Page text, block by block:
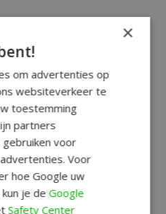
×
om advertenties op
websiteverkeer te
toestemming
partners
voor
Voor
hoe Google uw
kun je deGoogle
Safety Center